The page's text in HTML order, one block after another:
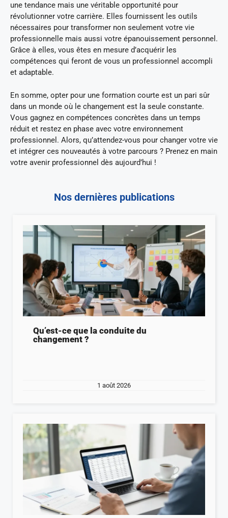
une tendance mais une véritable opportunité pour
révolutionner votre carrière. Elles fournissent les outils
nécessaires pour transformer non seulement votre vie
professionnelle mais aussi votre épanouissement personnel.
Grâce à elles, vous êtes en mesure d’acquérir les
compétences qui feront de vous un professionnel accompli
et adaptable.
En somme, opter pour une formation courte est un pari sûr
dans un monde où le changement est la seule constante.
Vous gagnez en compétences concrètes dans un temps
réduit et restez en phase avec votre environnement
professionnel. Alors, qu’attendez-vous pour changer votre vie
et intégrer ces nouveautés à votre parcours ? Prenez en main
votre avenir professionnel dès aujourd’hui !
Nos dernières publications
Qu’est-ce que la conduite du
changement ?
1 août 2026